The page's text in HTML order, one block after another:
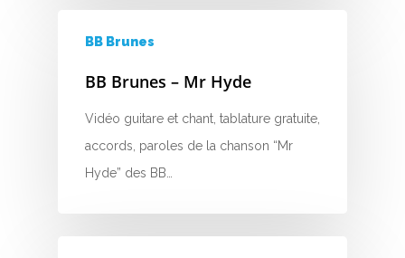
BB Brunes
BB Brunes – Mr Hyde
Vidéo guitare et chant, tablature gratuite,
accords, paroles de la chanson “Mr
Hyde” des BB…
O
P
S